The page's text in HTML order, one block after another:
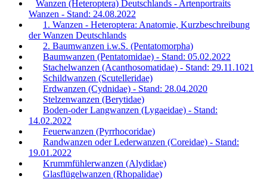
Wanzen (Heteroptera) Deutschlands - Artenportraits
Wanzen - Stand: 24.08.2022
1. Wanzen - Heteroptera: Anatomie, Kurzbeschreibung
der Wanzen Deutschlands
2. Baumwanzen i.w.S. (Pentatomorpha)
Baumwanzen (Pentatomidae) - Stand: 05.02.2022
Stachelwanzen (Acanthosomatidae) - Stand: 29.11.1021
Schildwanzen (Scutelleridae)
Erdwanzen (Cydnidae) - Stand: 28.04.2020
Stelzenwanzen (Berytidae)
Boden-oder Langwanzen (Lygaeidae) - Stand:
14.02.2022
Feuerwanzen (Pyrrhocoridae)
Randwanzen oder Lederwanzen (Coreidae) - Stand:
19.01.2022
Krummfühlerwanzen (Alydidae)
Glasflügelwanzen (Rhopalidae)